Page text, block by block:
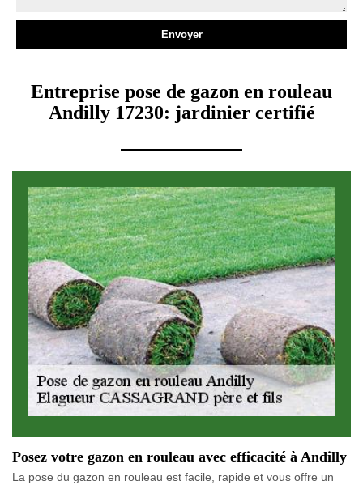
Entreprise pose de gazon en rouleau
Andilly 17230: jardinier certifié
Posez votre gazon en rouleau avec efficacité à Andilly
La pose du gazon en rouleau est facile, rapide et vous offre un